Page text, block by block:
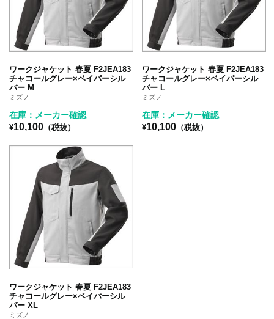
ワークジャケット 春夏 F2JEA183
チャコールグレー×ベイパーシル
バー M
ミズノ
在庫：メーカー確認
¥10,100 （税抜）
ワークジャケット 春夏 F2JEA183
チャコールグレー×ベイパーシル
バー L
ミズノ
在庫：メーカー確認
¥10,100 （税抜）
ワークジャケット 春夏 F2JEA183
チャコールグレー×ベイパーシル
バー XL
ミズノ